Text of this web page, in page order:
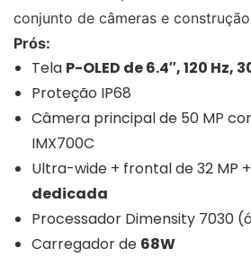
conjunto de câmeras e
Prós:
Tela P-OLED de 6.4″, 120 Hz,
Proteção IP68
Câmera principal de 50 MP
IMX700C
Ultra-wide + frontal de 32 MP +
dedicada
Processador Dimensity 7030
Carregador de 68W